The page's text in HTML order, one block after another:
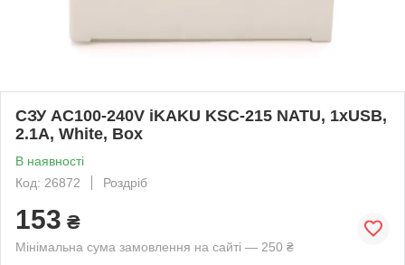
СЗУ AC100-240V iKAKU KSC-215 NATU, 1xUSB,
2.1A, White, Box
В наявності
Код: 26872
Роздріб
153 ₴
Мінімальна сума замовлення на сайті — 250 ₴